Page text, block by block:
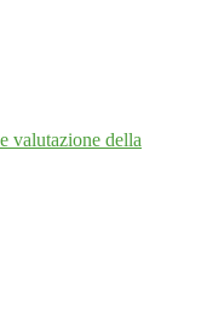
valutazione della